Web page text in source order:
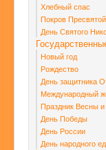
Хлебный спас
Покров
День Святого
Новый год
Рождество
День защитника
Международный
Праздник Весны
День Победы
День России
День народного